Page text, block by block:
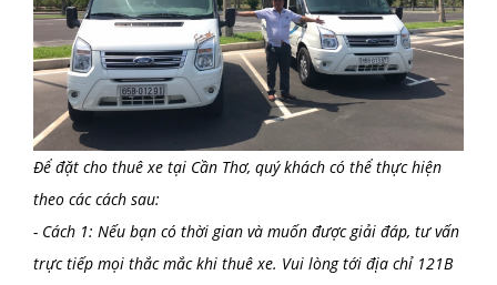
Để đặt cho thuê xe tại Cần Thơ, quý khách có thể thực hiện
theo các cách sau:
- Cách 1: Nếu bạn có thời gian và muốn được giải đáp, tư vấn
trực tiếp mọi thắc mắc khi thuê xe. Vui lòng tới địa chỉ 121B